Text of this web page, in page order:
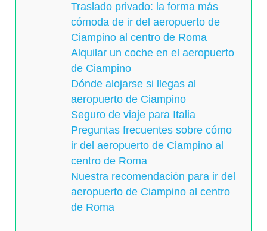
Traslado privado: la forma más
cómoda de ir del aeropuerto de
Ciampino al centro de Roma
Alquilar un coche en el aeropuerto
de Ciampino
Dónde alojarse si llegas al
aeropuerto de Ciampino
Seguro de viaje para Italia
Preguntas frecuentes sobre cómo
ir del aeropuerto de Ciampino al
centro de Roma
Nuestra recomendación para ir del
aeropuerto de Ciampino al centro
de Roma